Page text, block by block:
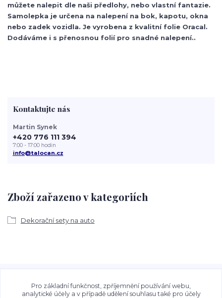
můžete nalepit dle naši předlohy, nebo vlastní fantazie.
Samolepka je určena na nalepení na bok, kapotu, okna
nebo zadek vozidla. Je vyrobena z kvalitní folie Oracal.
Dodáváme i s přenosnou folií pro snadné nalepení..
Zboží zařazeno v kategoriích
Dekorační sety na auto
Kontaktujte nás
Martin Synek
+420 776 111 394
7:00 - 17:00 hodin
info@talocan.cz
obsah zveřejněný na stránkách Talocan.cz a
CeskeSamolepky.cz jsou chráněny autorským právem. Jejich
Pro základní funkčnost, zpříjemnění používání webu,
analytické účely a v případě udělení souhlasu také pro účely